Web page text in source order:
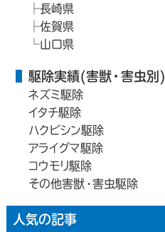
長崎県
佐賀県
山口県
駆除実績(害獣・害虫別)
ネズミ駆除
イタチ駆除
ハクビシン駆除
アライグマ駆除
コウモリ駆除
その他害獣・害虫駆除
人気の記事